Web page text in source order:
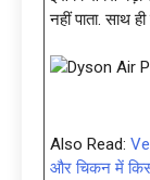
नहीं पाता. साथ
Also Read:
और चिकन में